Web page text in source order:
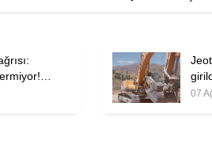
07